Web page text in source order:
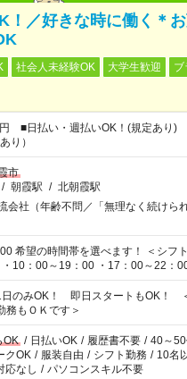
！／好きな時に働く＊
社会人未経験OK 大学生歓迎
ブ
■日払い・週払いOK！(規定あり)
り）
市
/ 朝霞駅 / 北朝霞駅
会社（年齢不問／「無理なく続けら
＞ ・8：30
・10：00～19：00 ・17：00～22：
：00～翌6：00 など
1日のみOK！ 即日スタートもOK！
務もＯＫです＞
OK / 日払いOK / 履歴書不要 / 40～
クOK / 服装自由 / シフト勤務 / 10名
応なし / パソコンスキル不要